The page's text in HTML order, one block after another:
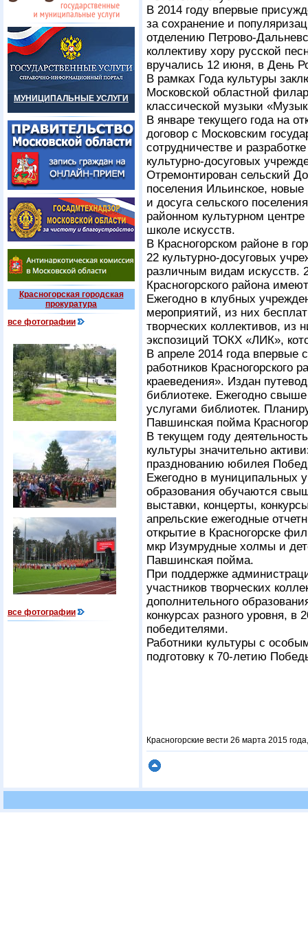
МУНИЦИПАЛЬНЫЕ УСЛУГИ
Красногорская городская
прокуратура
все фотографии
все фотографии
В 2014 году впервые
за сохранение и
отделению Петрово-
коллективу хору русской
вручались 12 июня, в День
В рамках Года культуры
Московской областной
классической музыки
В январе текущего года на
договор с Московским
сотрудничестве и
культурно-досуговых
Отремонтирован сельский
поселения Ильинское,
и досуга сельского
районном культурном
школе искусств.
В Красногорском районе в
22 культурно-досуговых
различным видам искусств.
Красногорского района
Ежегодно в клубных
мероприятий, из них
творческих коллективов, из
экспозиций ТОКХ «ЛИК»,
В апреле 2014 года впервые
работников Красногорского
краеведения». Издан
библиотеке. Ежегодно
услугами библиотек.
Павшинская пойма
В текущем году
культуры значительно
празднованию юбилея
Ежегодно в муниципальных
образования обучаются
выставки, концерты,
апрельские ежегодные
открытие в Красногорске
мкр Изумрудные холмы и
Павшинская пойма.
При поддержке
участников творческих
дополнительного
конкурсах разного уровня, в
победителями.
Работники культуры с
подготовку к 70-летию
Красногорские вести 26 марта 2015